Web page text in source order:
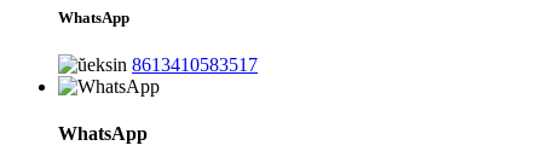
WhatsApp
8613410583517
WhatsApp